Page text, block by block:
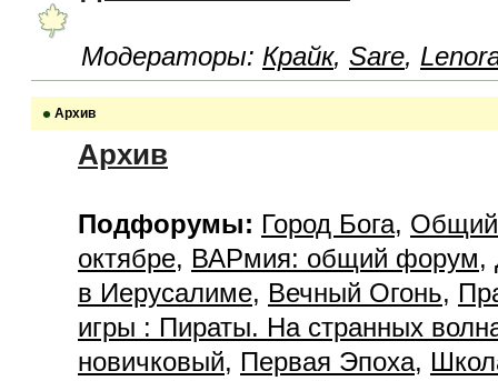
Модераторы: Крайк, Sare,
Архив
Архив
Подфорумы: Город Бога,
октябре, ВАРмия: общий форум,
в Иерусалиме, Вечный Огонь,
игры : Пираты. На странных
новичковый, Первая Эпоха,